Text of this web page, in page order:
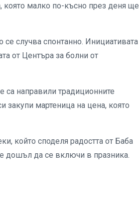
която малко по-късно през деня ще
се случва спонтанно. Инициативата
от Центъра за болни от
са направили традиционните
закупи мартеница на цена, която
който споделя радостта от Баба
дошъл да се включи в празника.